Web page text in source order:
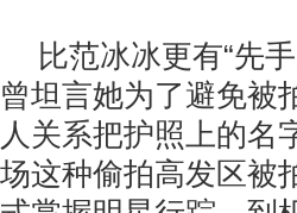
比范冰冰更有“先
曾坦言她为了避免被
人关系把护照上的名
场这种偷拍高发区被